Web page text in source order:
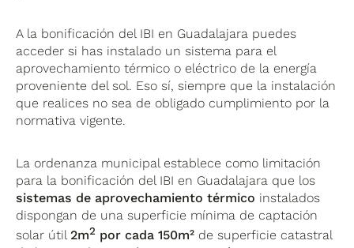
A la bonificación del IBI en Guadalajara puedes
acceder si has instalado un sistema para el
aprovechamiento térmico o eléctrico de la energía
proveniente del sol. Eso sí, siempre que la instalación
que realices no sea de obligado cumplimiento por la
normativa vigente.
La ordenanza municipal establece como limitación
para la bonificación del IBI en Guadalajara que los
sistemas de aprovechamiento térmico instalados
dispongan de una superficie mínima de captación
solar útil 2m2 por cada 150m² de superficie catastral